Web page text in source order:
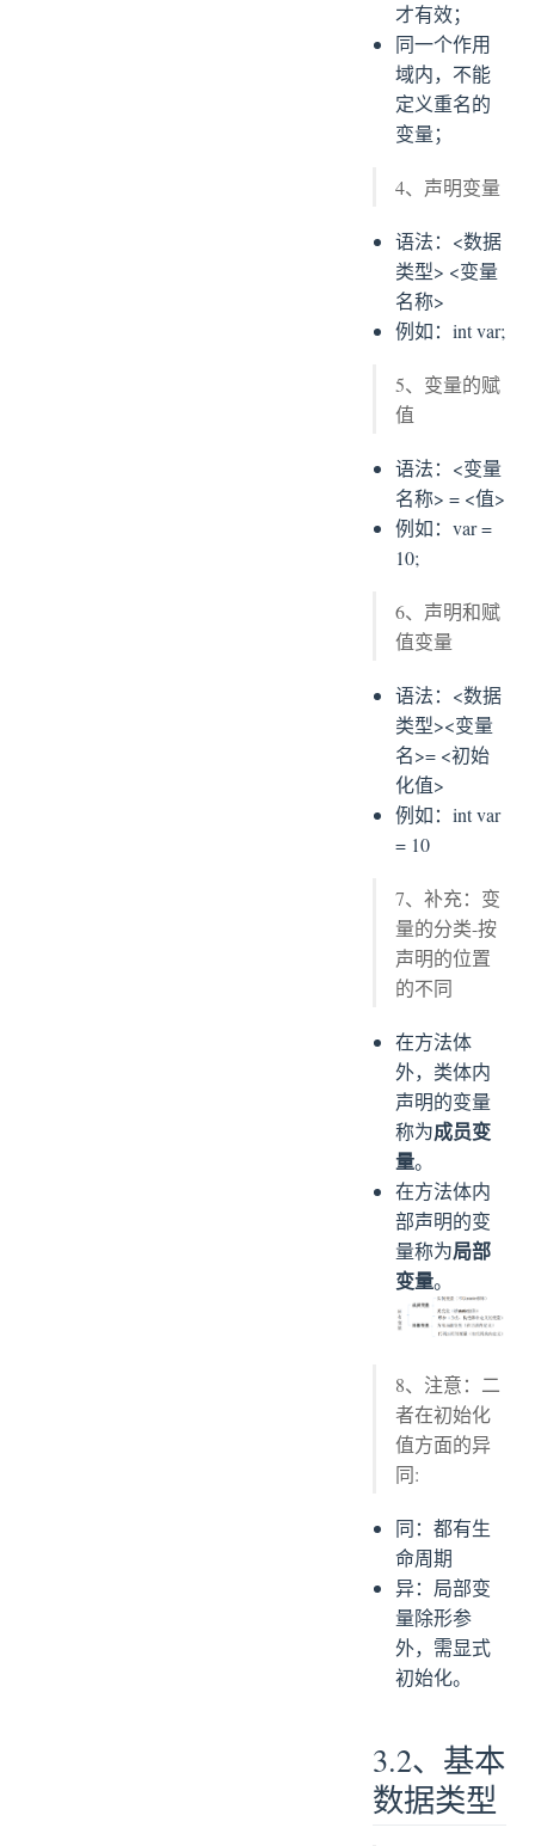
才有效；
同一个作用
域内，不能
定义重名的
变量；
4、声明变量
语法：<数据
类型> <变量
名称>
例如：int var;
5、变量的赋
值
语法：<变量
名称> = <值>
例如：var =
10;
6、声明和赋
值变量
语法：<数据
类型><变量
名>= <初始
化值>
例如：int var
= 10
7、补充：变
量的分类-按
声明的位置
的不同
在方法体
外，类体内
声明的变量
称为成员变
量。
在方法体内
部声明的变
量称为局部
变量。
8、注意：二
者在初始化
值方面的异
同:
同：都有生
命周期
异：局部变
量除形参
外，需显式
初始化。
3.2、基本
数据类型